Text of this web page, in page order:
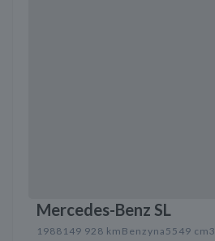
Mercedes-Benz SL
1988 149 928 km Benzyna 5549 cm3